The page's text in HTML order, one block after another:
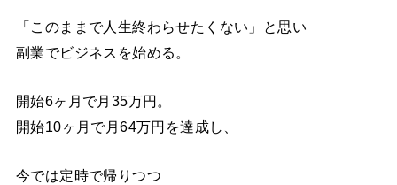
「このままで人生終わらせたくない」と思い
副業でビジネスを始める。
開始6ヶ月で月35万円。
開始10ヶ月で月64万円を達成し、
今では定時で帰りつつ